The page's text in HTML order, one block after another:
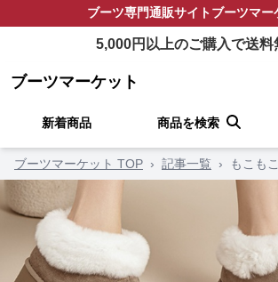
ブーツ専門通販サイトブーツマー
5,000円以上のご購入で送料
ブーツマーケット
新着商品 商品を検索
ブーツマーケット TOP › 記事一覧 › もこも